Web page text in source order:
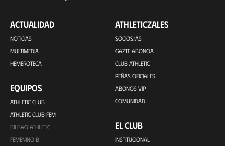
ACTUALIDAD
NOTICIAS
MULTIMEDIA
HEMEROTECA
EQUIPOS
ATHLETIC CLUB
ATHLETIC CLUB FEM
BILBAO ATHLETIC
FEMENINO B
ATHLETICZALES
SOCIOS/AS
GAZTE ABONOA
CLUB ATHLETIC
PEÑAS OFICIALES
ABONOS VIP
COMUNIDAD
EL CLUB
INSTITUCIONAL